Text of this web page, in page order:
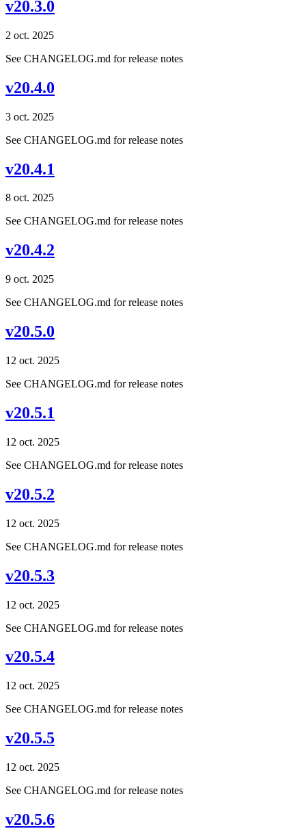
v20.3.0
2 oct. 2025
See CHANGELOG.md for release notes
v20.4.0
3 oct. 2025
See CHANGELOG.md for release notes
v20.4.1
8 oct. 2025
See CHANGELOG.md for release notes
v20.4.2
9 oct. 2025
See CHANGELOG.md for release notes
v20.5.0
12 oct. 2025
See CHANGELOG.md for release notes
v20.5.1
12 oct. 2025
See CHANGELOG.md for release notes
v20.5.2
12 oct. 2025
See CHANGELOG.md for release notes
v20.5.3
12 oct. 2025
See CHANGELOG.md for release notes
v20.5.4
12 oct. 2025
See CHANGELOG.md for release notes
v20.5.5
12 oct. 2025
See CHANGELOG.md for release notes
v20.5.6